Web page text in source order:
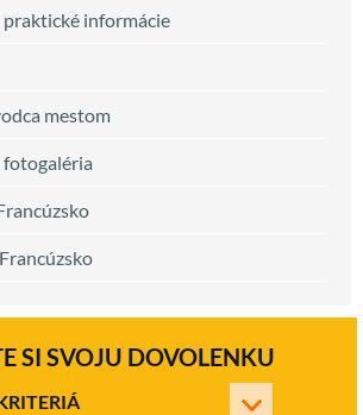
praktické informácie
mestom
fotogaléria
SI SVOJU DOVOLENKU